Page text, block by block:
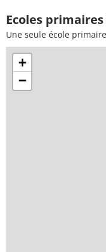
Ecoles
Une seule école
+
−